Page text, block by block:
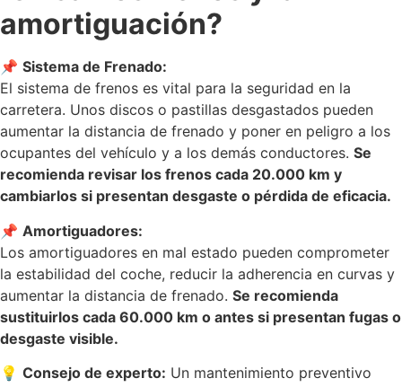
amortiguación?
📌 Sistema de Frenado:
El sistema de frenos es vital para la seguridad en la
carretera. Unos discos o pastillas desgastados pueden
aumentar la distancia de frenado y poner en peligro a los
ocupantes del vehículo y a los demás conductores. Se
recomienda revisar los frenos cada 20.000 km y
cambiarlos si presentan desgaste o pérdida de eficacia.
📌 Amortiguadores:
Los amortiguadores en mal estado pueden comprometer
la estabilidad del coche, reducir la adherencia en curvas y
aumentar la distancia de frenado. Se recomienda
sustituirlos cada 60.000 km o antes si presentan fugas o
desgaste visible.
💡 Consejo de experto: Un mantenimiento preventivo